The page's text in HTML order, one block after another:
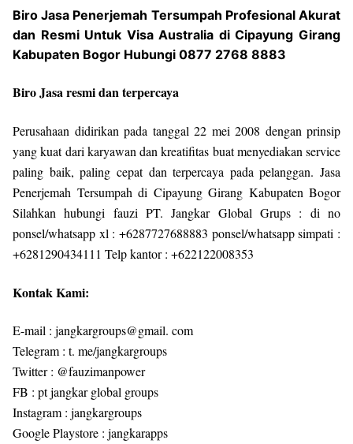
Biro Jasa Penerjemah Tersumpah Profesional Akurat
dan Resmi Untuk Visa Australia di Cipayung Girang
Kabupaten Bogor Hubungi 0877 2768 8883
Biro Jasa resmi dan terpercaya
Perusahaan didirikan pada tanggal 22 mei 2008 dengan prinsip
yang kuat dari karyawan dan kreatifitas buat menyediakan service
paling baik, paling cepat dan terpercaya pada pelanggan. Jasa
Penerjemah Tersumpah di Cipayung Girang Kabupaten Bogor
Silahkan hubungi fauzi PT. Jangkar Global Grups : di no
ponsel/whatsapp xl : +6287727688883 ponsel/whatsapp simpati :
+6281290434111 Telp kantor : +622122008353
Kontak Kami:
E-mail : jangkargroups@gmail. com
Telegram : t. me/jangkargroups
Twitter : @fauzimanpower
FB : pt jangkar global groups
Instagram : jangkargroups
Google Playstore : jangkarapps